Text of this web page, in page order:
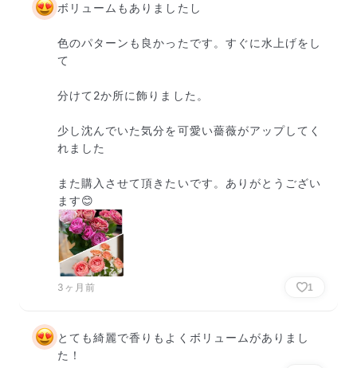
ボリュームもありましたし
色のパターンも良かったです。すぐに水上げをし
て
分けて2か所に飾りました。
少し沈んでいた気分を可愛い薔薇がアップしてく
れました
また購入させて頂きたいです。ありがとうござい
ます😊
3ヶ月前 1
とても綺麗で香りもよくボリュームがありまし
た！